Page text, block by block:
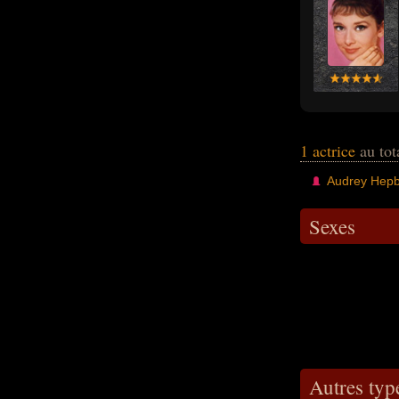
1 actrice au
Audrey
Sexes
Autres